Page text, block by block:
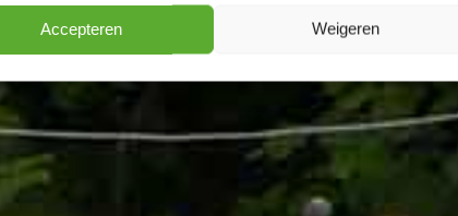
Accepteren Weigeren